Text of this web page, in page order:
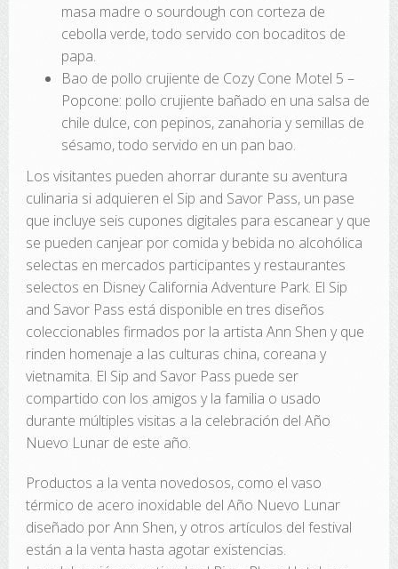
masa madre o sourdough con corteza de
cebolla verde, todo servido con bocaditos de
papa.
Bao de pollo crujiente de Cozy Cone Motel 5 –
Popcone: pollo crujiente bañado en una salsa de
chile dulce, con pepinos, zanahoria y semillas de
sésamo, todo servido en un pan bao.
Los visitantes pueden ahorrar durante su aventura
culinaria si adquieren el Sip and Savor Pass, un pase
que incluye seis cupones digitales para escanear y que
se pueden canjear por comida y bebida no alcohólica
selectas en mercados participantes y restaurantes
selectos en Disney California Adventure Park. El Sip
and Savor Pass está disponible en tres diseños
coleccionables firmados por la artista Ann Shen y que
rinden homenaje a las culturas china, coreana y
vietnamita. El Sip and Savor Pass puede ser
compartido con los amigos y la familia o usado
durante múltiples visitas a la celebración del Año
Nuevo Lunar de este año.
Productos a la venta novedosos, como el vaso
térmico de acero inoxidable del Año Nuevo Lunar
diseñado por Ann Shen, y otros artículos del festival
están a la venta hasta agotar existencias.